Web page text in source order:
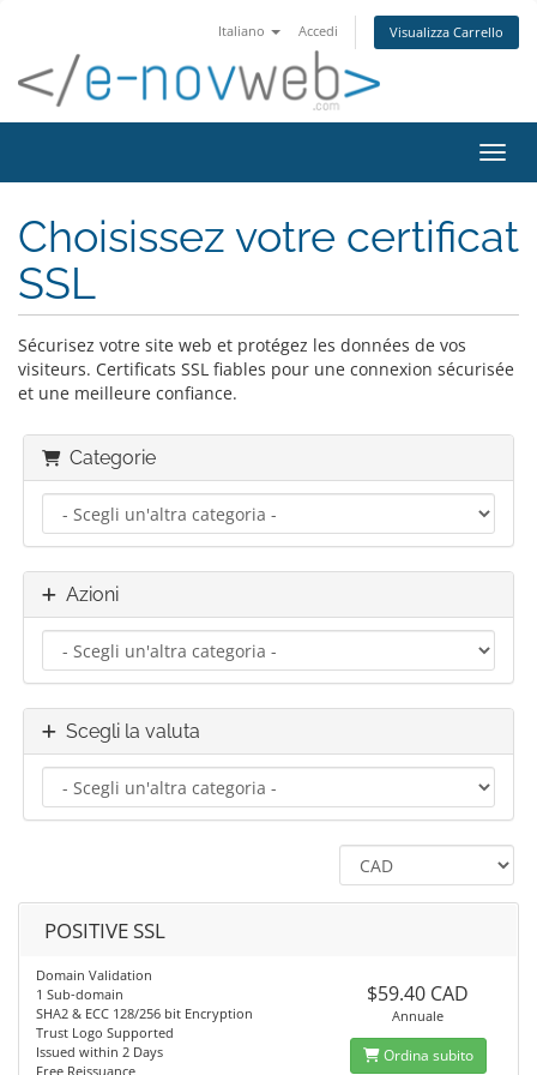
Italiano Accedi Visualizza Carrello
Choisissez votre certificat
SSL
Sécurisez votre site web et protégez les données de vos
visiteurs. Certificats SSL fiables pour une connexion sécurisée
et une meilleure confiance.
Categorie
Azioni
Scegli la valuta
POSITIVE SSL
Domain Validation
1 Sub-domain
SHA2 & ECC 128/256 bit Encryption
Trust Logo Supported
Issued within 2 Days
Free Reissuance
$59.40 CAD
Annuale
Ordina subito